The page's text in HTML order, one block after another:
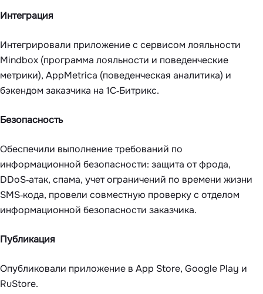
Интеграция
Интегрировали приложение с сервисом лояльности
Mindbox (программа лояльности и поведенческие
метрики), AppMetrica (поведенческая аналитика) и
бэкендом заказчика на 1С‑Битрикс.
Безопасность
Обеспечили выполнение требований по
информационной безопасности: защита от фрода,
DDoS‑атак, спама, учет ограничений по времени жизни
SMS‑кода, провели совместную проверку с отделом
информационной безопасности заказчика.
Публикация
Опубликовали приложение в App Store, Google Play и
RuStore.